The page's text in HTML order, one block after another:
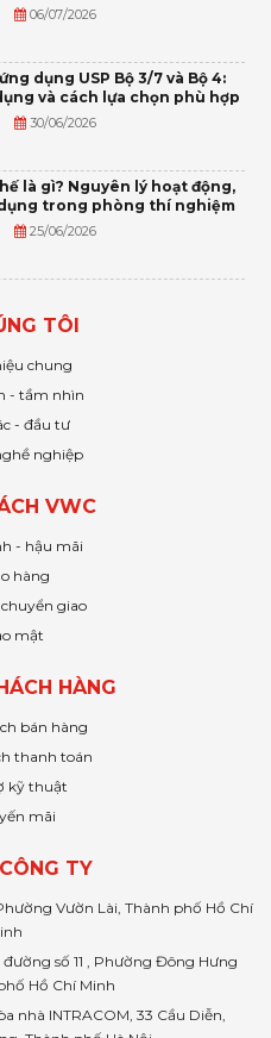
06/07/2026
dụng USP Bộ 3/7 và Bộ 4:
và cách lựa chọn phù hợp
30/06/2026
là gì? Nguyên lý hoạt động,
trong phòng thí nghiệm
25/06/2026
TÔI
chung
- tầm nhìn
- đầu tư
nghiệp
VWC
- hậu mãi
hàng
giao
mật
HÀNG
bán hàng
thanh toán
kỹ thuật
mãi
TY
Vườn Lài, Thành phố Hồ Chí
số 11 , Phường Đông Hưng
Hồ Chí Minh
nhà INTRACOM, 33 Cầu Diễn,